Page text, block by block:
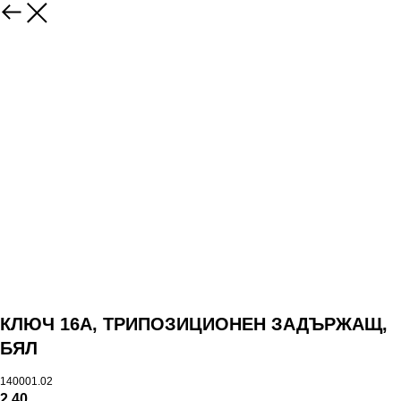
КЛЮЧ 16А, ТРИПОЗИЦИОНЕН ЗАДЪРЖАЩ,
БЯЛ
140001.02